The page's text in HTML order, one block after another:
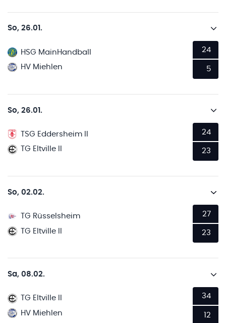
So, 26.01.
HSG MainHandball
HV Miehlen
24
5
So, 26.01.
TSG Eddersheim II
TG Eltville II
24
23
So, 02.02.
TG Rüsselsheim
TG Eltville II
27
23
Sa, 08.02.
TG Eltville II
HV Miehlen
34
12